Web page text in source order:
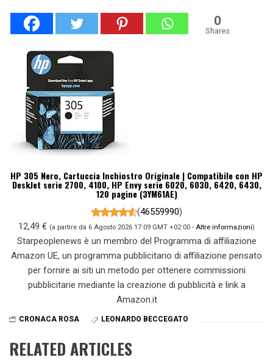
0
Shares
HP 305 Nero, Cartuccia Inchiostro Originale | Compatibile con HP
DeskJet serie 2700, 4100, HP Envy serie 6020, 6030, 6420, 6430,
120 pagine (3YM61AE)
(46559990)
12,49 € (a partire da 6 Agosto 2026 17:09 GMT +02:00 - Altre informazioni)
Starpeoplenews è un membro del Programma di affiliazione
Amazon UE, un programma pubblicitario di affiliazione pensato
per fornire ai siti un metodo per ottenere commissioni
pubblicitarie mediante la creazione di pubblicità e link a
Amazon.it
CRONACA ROSA LEONARDO BECCEGATO
RELATED ARTICLES